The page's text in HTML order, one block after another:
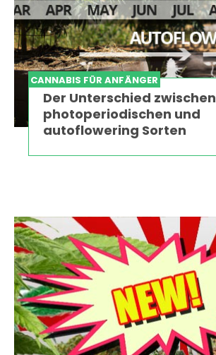
CANNABIS FÜR ANFÄNGER
Der Unterschied zwischen
photoperiodischen und
autoflowering Sorten